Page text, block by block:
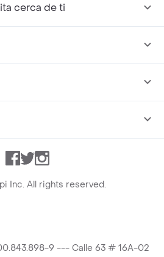
cerca de ti
Facebook
TwitterInstagram
Inc. All rights reserved.
9 --- Calle 63 # 16A-02